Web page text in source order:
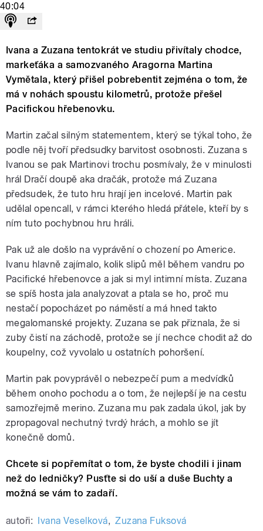
40:04
Ivana a Zuzana tentokrát ve studiu přivítaly chodce,
markeťáka a samozvaného Aragorna Martina
Vymětala, který přišel pobrebentit zejména o tom, že
má v nohách spoustu kilometrů, protože přešel
Pacifickou hřebenovku.
Martin začal silným statementem, který se týkal toho, že
podle něj tvoří předsudky barvitost osobnosti. Zuzana s
Ivanou se pak Martinovi trochu posmívaly, že v minulosti
hrál Dračí doupě aka dračák, protože má Zuzana
předsudek, že tuto hru hrají jen incelové. Martin pak
udělal opencall, v rámci kterého hledá přátele, kteří by s
ním tuto pochybnou hru hráli.
Pak už ale došlo na vyprávění o chození po Americe.
Ivanu hlavně zajímalo, kolik slipů měl během vandru po
Pacifické hřebenovce a jak si myl intimní místa. Zuzana
se spíš hosta jala analyzovat a ptala se ho, proč mu
nestačí popocházet po náměstí a má hned takto
megalomanské projekty. Zuzana se pak přiznala, že si
zuby čistí na záchodě, protože se jí nechce chodit až do
koupelny, což vyvolalo u ostatních pohoršení.
Martin pak povyprávěl o nebezpečí pum a medvídků
během onoho pochodu a o tom, že nejlepší je na cestu
samozřejmě merino. Zuzana mu pak zadala úkol, jak by
zpropagoval nechutný tvrdý hrách, a mohlo se jít
konečně domů.
Chcete si popřemítat o tom, že byste chodili i jinam
než do ledničky? Pusťte si do uší a duše Buchty a
možná se vám to zadaří.
autoři: Ivana Veselková, Zuzana Fuksová